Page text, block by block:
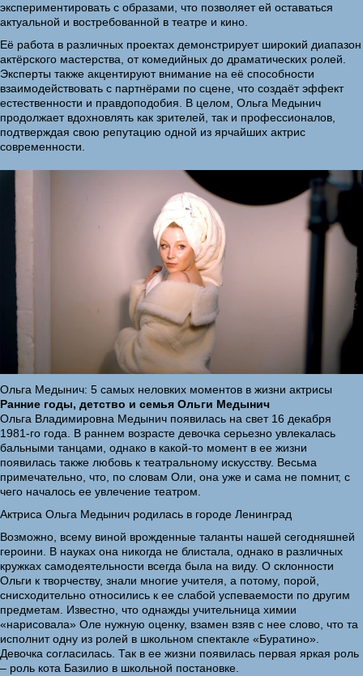
экспериментировать с образами, что позволяет ей оставаться
актуальной и востребованной в театре и кино.
Её работа в различных проектах демонстрирует широкий диапазон
актёрского мастерства, от комедийных до драматических ролей.
Эксперты также акцентируют внимание на её способности
взаимодействовать с партнёрами по сцене, что создаёт эффект
естественности и правдоподобия. В целом, Ольга Медынич
продолжает вдохновлять как зрителей, так и профессионалов,
подтверждая свою репутацию одной из ярчайших актрис
современности.
Ольга Медынич: 5 самых неловких моментов в жизни актрисы
Ранние годы, детство и семья Ольги Медынич
Ольга Владимировна Медынич появилась на свет 16 декабря
1981-го года. В раннем возрасте девочка серьезно увлекалась
бальными танцами, однако в какой-то момент в ее жизни
появилась также любовь к театральному искусству. Весьма
примечательно, что, по словам Оли, она уже и сама не помнит, с
чего началось ее увлечение театром.
Актриса Ольга Медынич родилась в городе Ленинград
Возможно, всему виной врожденные таланты нашей сегодняшней
героини. В науках она никогда не блистала, однако в различных
кружках самодеятельности всегда была на виду. О склонности
Ольги к творчеству, знали многие учителя, а потому, порой,
снисходительно относились к ее слабой успеваемости по другим
предметам. Известно, что однажды учительница химии
«нарисовала» Оле нужную оценку, взамен взяв с нее слово, что та
исполнит одну из ролей в школьном спектакле «Буратино».
Девочка согласилась. Так в ее жизни появилась первая яркая роль
– роль кота Базилио в школьной постановке.